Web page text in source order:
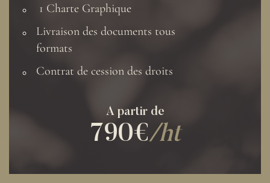
1 Charte Graphique
Livraison des documents tous
formats
Contrat de cession des droits
A partir de
790€/ht